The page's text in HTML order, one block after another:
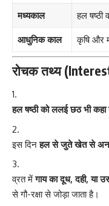
मध्यकाल हल षष्ठी
आधुनिक काल कृषि और
रोचक तथ्य
हल षष्ठी को ललई छठ भी कहा
इस दिनहल से जुते खेत से
व्रत मेंगाय का दूध, दही, या
से गौ-रक्षा से जोड़ा जाता है।